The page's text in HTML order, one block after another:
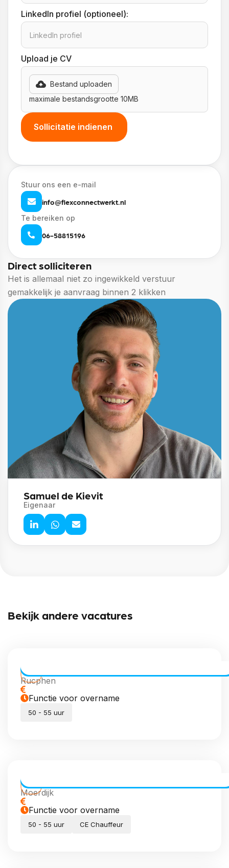
Direct solliciteren
Het is allemaal niet zo ingewikkeld verstuur
gemakkelijk je aanvraag binnen 2 klikken
Samuel de Kievit
Eigenaar
LinkedIn profiel (optioneel):
Upload je CV
Bestand uploaden
maximale bestandsgrootte 10MB
Stuur ons een e-mail
info@flexconnectwerkt.nl
Te bereiken op
06-58815196
Bekijk andere vacatures
CE Chauffeur Allround | Vaste Routes
Rucphen
Functie voor overname
50 - 55 uur
CE Chauffeur dagdiensten
Moerdijk
Functie voor overname
50 - 55 uur CE Chauffeur